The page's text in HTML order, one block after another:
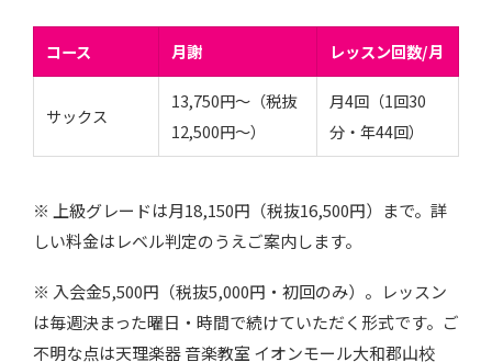
コース 月謝 レッスン回数/月
サックス
13,750円〜（税抜
12,500円〜）
月4回（1回30
分・年44回）
※ 上級グレードは月18,150円（税抜16,500円）まで。詳
しい料金はレベル判定のうえご案内します。
※ 入会金5,500円（税抜5,000円・初回のみ）。レッスン
は毎週決まった曜日・時間で続けていただく形式です。ご
不明な点は天理楽器 音楽教室 イオンモール大和郡山校